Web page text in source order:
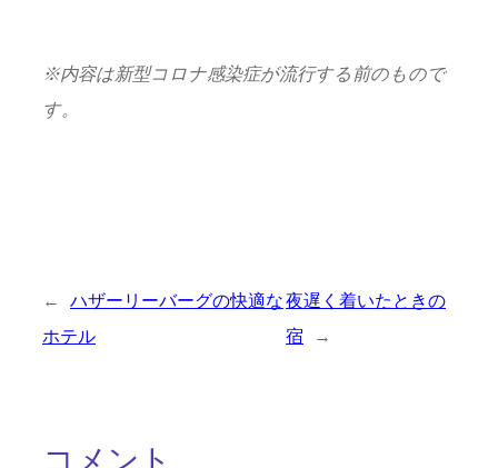
※内容は新型コロナ感染症が流行する前のもので
す。
←
ハザーリーバーグの快適な
ホテル
夜遅く着いたときの
宿
→
コメント